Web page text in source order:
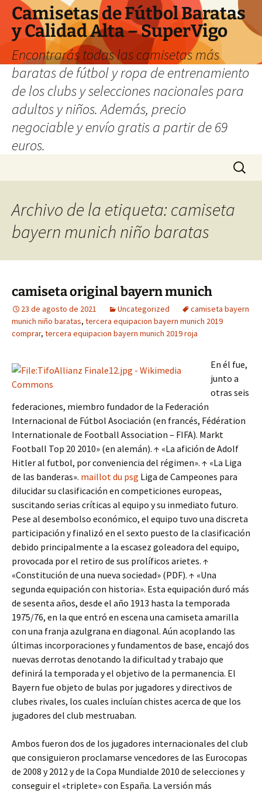
Camisetas de Fútbol Baratas
y Calidad Alta – SuperVigo
Encontrarás todas las camisetas más
baratas de fútbol y ropa de entrenamiento
de los clubs y selecciones nacionales para
adultos y niños. Además, precio
negociable y envío gratis a partir de 69
euros.
Buscar:
Archivo de la etiqueta: camiseta
bayern munich niño baratas
camiseta original bayern munich
23 de agosto de 2021 Uncategorized
camiseta bayern
munich niño baratas, tercera equipacion bayern munich 2019
comprar, tercera equipacion bayern munich 2019 roja
En él fue,
junto a
otras seis
federaciones, miembro fundador de la Federación
Internacional de Fútbol Asociación (en francés, Fédération
Internationale de Football Association – FIFA). Markt
Football Top 20 2010» (en alemán). ↑ «La afición de Adolf
Hitler al futbol, por conveniencia del régimen». ↑ «La Liga
de las banderas». maillot du psg Liga de Campeones para
dilucidar su clasificación en competiciones europeas,
suscitando serias críticas al equipo y su inmediato futuro.
Pese al desembolso económico, el equipo tuvo una discreta
participación y finalizó en el sexto puesto de la clasificación
debido principalmente a la escasez goleadora del equipo,
provocada por el retiro de sus prolíficos arietes. ↑
«Constitución de una nueva sociedad» (PDF). ↑ «Una
segunda equipación con historia». Esta equipación duró más
de sesenta años, desde el año 1913 hasta la temporada
1975/76, en la que entró en escena una camiseta amarilla
con una franja azulgrana en diagonal. Aún acoplando las
últimas incorporaciones y fundamentos de base, encajó dos
nuevas derrotas denotando la dificultad y trabajo que
definirá la temporada y el objetivo de la permanencia. El
Bayern fue objeto de bulas por jugadores y directivos de
clubes rivales, los cuales incluían chistes acerca de que los
jugadores del club mestruaban.
Ambos fueron dos de los jugadores internacionales del club
que consiguieron proclamarse vencedores de las Eurocopas
de 2008 y 2012 y de la Copa Mundialde 2010 de selecciones y
conseguir el «triplete» con España. La versión más